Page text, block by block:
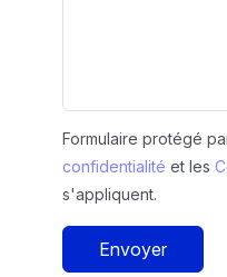
Formulaire protégé
confidentialité et les
s'appliquent.
Envoyer